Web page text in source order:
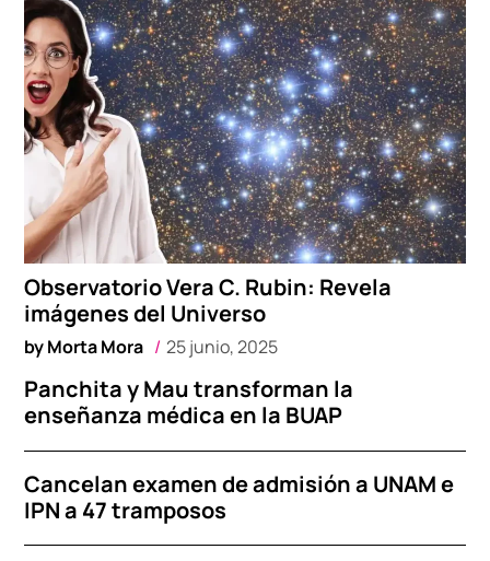
Observatorio Vera C. Rubin: Revela
imágenes del Universo
byMorta Mora 25 junio, 2025
Panchita y Mau transforman la
enseñanza médica en la BUAP
Cancelan examen de admisión a UNAM e
IPN a 47 tramposos